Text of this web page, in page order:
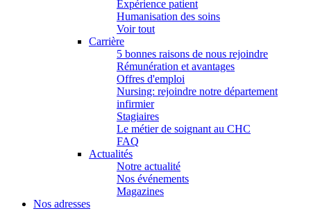
Expérience patient
Humanisation des soins
Voir tout
Carrière
5 bonnes raisons de nous rejoindre
Rémunération et avantages
Offres d'emploi
Nursing: rejoindre notre département
infirmier
Stagiaires
Le métier de soignant au CHC
FAQ
Actualités
Notre actualité
Nos événements
Magazines
Nos adresses